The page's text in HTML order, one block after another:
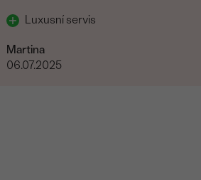
Luxusní servis
Martina
06.07.2025